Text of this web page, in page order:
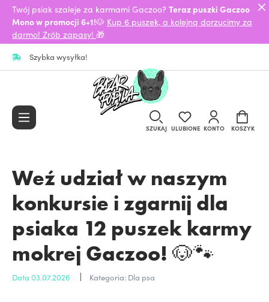
Twój psiak szaleje za karmami Gaczoo? Teraz puszki Gaczoo
Mono w promocji 6+1!🐶 Kup 6 puszek, a kolejną dorzucimy za
darmo! Zrób zapasy! 🎁
Szybka wysyłka!
SZUKAJ ULUBIONE KONTO KOSZYK
Weź udział w naszym
konkursie i zgarnij dla
psiaka 12 puszek karmy
mokrej Gaczoo! 🐶🐾
Data 03.07.2026 Kategoria: Dla psa